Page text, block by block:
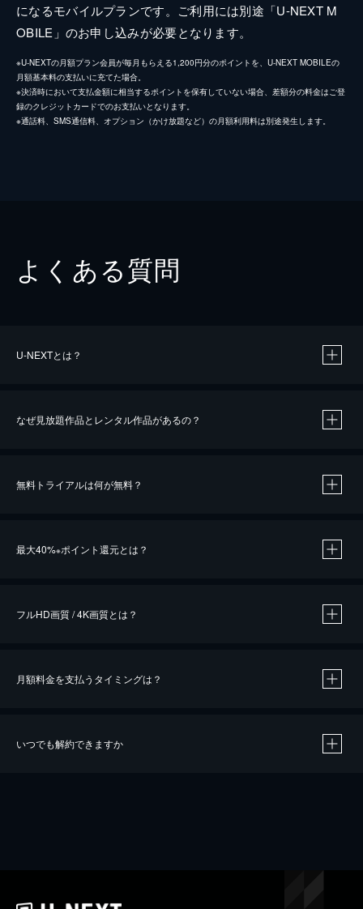
になるモバイルプランです。ご利用には別途「U-NEXT M
OBILE」のお申し込みが必要となります。
※U-NEXTの月額プラン会員が毎月もらえる1,200円分のポイントを、U-NEXT MOBILEの
月額基本料の支払いに充てた場合。
※決済時において支払金額に相当するポイントを保有していない場合、差額分の料金はご登
録のクレジットカードでのお支払いとなります。
※通話料、SMS通信料、オプション（かけ放題など）の月額利用料は別途発生します。
よくある質問
U-NEXTとは？
なぜ見放題作品とレンタル作品があるの？
無料トライアルは何が無料？
最大40%※ポイント還元とは？
※40％ポイント還元の対象は、クレジットカード決済による作品の購入 / レンタルです。
iOSアプリのUコイン決済による作品の購入 / レンタルは、20％のポイント還元です。
フルHD画質 / 4K画質とは？
月額料金を支払うタイミングは？
いつでも解約できますか